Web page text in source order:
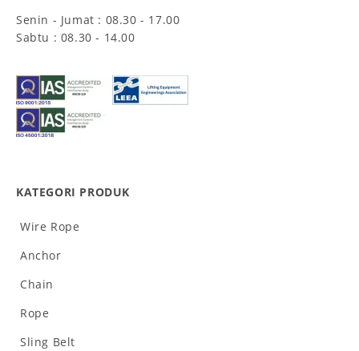
Senin - Jumat : 08.30 - 17.00
Sabtu : 08.30 - 14.00
KATEGORI PRODUK
Wire Rope
Anchor
Chain
Rope
Sling Belt